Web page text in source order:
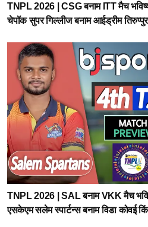
TNPL 2026 | CSG बनाम ITT मैच
चेपॉक सुपर गिल्लीज बनाम आईड्रीम
TNPL 2026 | SAL बनाम VKK मैच
एसकेएम सलेम स्पार्टन्स बनाम विडा कोवई